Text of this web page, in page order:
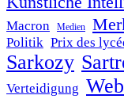
Macron Medien
Politik Prix des
Sarkozy
Verteidigung